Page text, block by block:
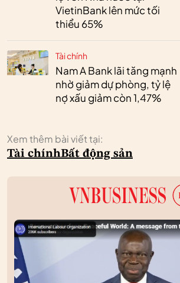
VietinBank lên mức tối
thiểu 65%
Tài chính
Nam A Bank lãi tăng mạnh
nhờ giảm dự phòng, tỷ lệ
nợ xấu giảm còn 1,47%
Xem thêm bài viết tại:
Tài chínhBất động sản